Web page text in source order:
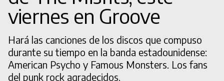
BUSCAR
viernes en Groove
Hará las canciones de los discos que compuso
durante su tiempo en la banda estadounidense:
American Psycho y Famous Monsters. Los fans
del punk rock agradecidos.